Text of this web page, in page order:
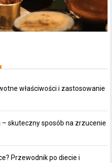
właściwości i zastosowanie
– skuteczny sposób na zrzucenie
Przewodnik po diecie i